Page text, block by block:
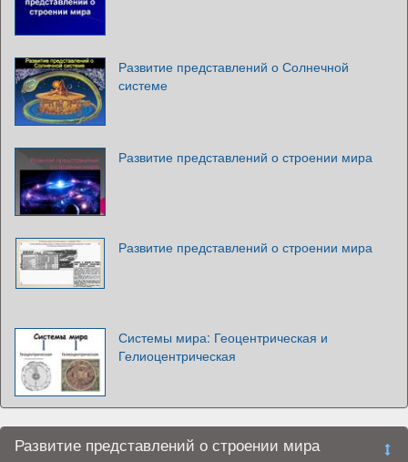
Развитие представлений о Солнечной
системе
Развитие представлений о строении мира
Развитие представлений о строении мира
Системы мира: Геоцентрическая и
Гелиоцентрическая
Развитие представлений о строении мира